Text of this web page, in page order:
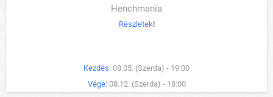
Henchmania
Részletek!
Kezdés: 08.05. (Szerda) - 19:00
Vége: 08.12. (Szerda) - 18:00